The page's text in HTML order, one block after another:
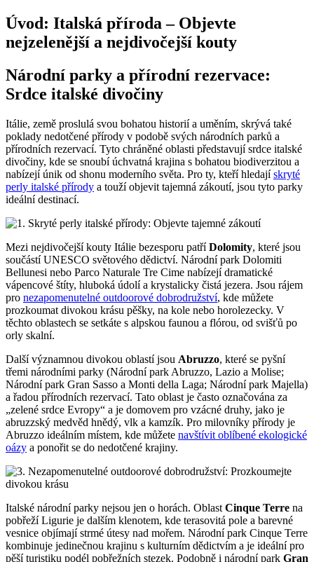
Úvod: Italská příroda – Objevte
nejzelenější a nejdivočejší kouty
Národní parky a přírodní rezervace:
Srdce italské divočiny
Itálie, země proslulá svou bohatou historií a uměním, skrývá také
poklady nedotčené přírody v podobě svých národních parků a
přírodních rezervací. Tyto chráněné oblasti představují srdce italské
divočiny, kde se snoubí úchvatná krajina s bohatou biodiverzitou a
nabízejí únik od shonu moderního světa. Pro ty, kteří hledajískryté
perly italské přírody a touží objevit tajemná zákoutí, jsou tyto parky
ideální destinací.
Mezi nejdivočejší kouty Itálie bezesporu patříDolomity, které jsou
součástí UNESCO světového dědictví. Národní park Dolomiti
Bellunesi nebo Parco Naturale Tre Cime nabízejí dramatické
vápencové štíty, hluboká údolí a krystalicky čistá jezera. Jsou rájem
pro nezapomenutelné outdoorové dobrodružství, kde můžete
prozkoumat divokou krásu pěšky, na kole nebo horolezecky. V
těchto oblastech se setkáte s alpskou faunou a flórou, od svišťů po
orly skalní.
Další významnou divokou oblastí jsou Abruzzo, které se pyšní
třemi národními parky (Národní park Abruzzo, Lazio a Molise;
Národní park Gran Sasso a Monti della Laga; Národní park Majella)
a řadou přírodních rezervací. Tato oblast je často označována za
„zelené srdce Evropy“ a je domovem pro vzácné druhy, jako je
abruzzský medvěd hnědý, vlk a kamzík. Pro milovníky přírody je
Abruzzo ideálním místem, kde můžete navštívit oblíbené ekologické
oázy a ponořit se do nedotčené krajiny.
Italské národní parky nejsou jen o horách. Oblast Cinque Terre na
pobřeží Ligurie je dalším klenotem, kde terasovitá pole a barevné
vesnice objímají strmé útesy nad mořem. Národní park Cinque Terre
kombinuje jedinečnou krajinu s kulturním dědictvím a je ideální pro
pěší turistiku podél pobřežních stezek. Podobně i národní park Gran